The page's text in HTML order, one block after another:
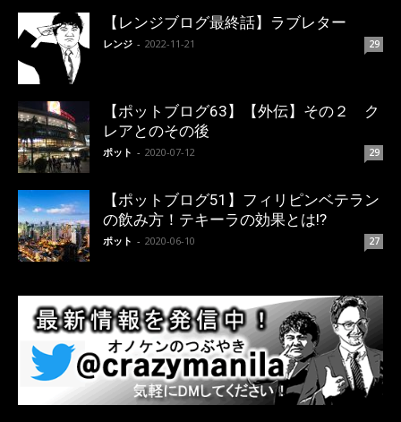
【レンジブログ最終話】ラブレター
レンジ - 2022-11-21 29
【ポットブログ63】【外伝】その２ ク
レアとのその後
ポット - 2020-07-12 29
【ポットブログ51】フィリピンベテラン
の飲み方！テキーラの効果とは!?
ポット - 2020-06-10 27